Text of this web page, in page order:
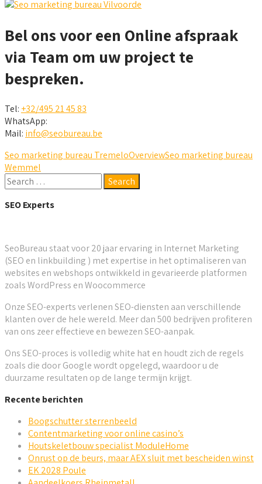
Bel ons voor een Online afspraak
via Team om uw project te
bespreken.
Tel: +32/495 21 45 83
WhatsApp:
Mail: info@seobureau.be
Seo marketing bureau TremeloOverviewSeo marketing bureau
Wemmel
SEO Experts
SeoBureau staat voor 20 jaar ervaring in Internet Marketing
(SEO en linkbuilding ) met expertise in het optimaliseren van
websites en webshops ontwikkeld in gevarieerde platformen
zoals WordPress en Woocommerce
Onze SEO-experts verlenen SEO-diensten aan verschillende
klanten over de hele wereld. Meer dan 500 bedrijven profiteren
van ons zeer effectieve en bewezen SEO-aanpak.
Ons SEO-proces is volledig white hat en houdt zich de regels
zoals die door Google wordt opgelegd, waardoor u de
duurzame resultaten op de lange termijn krijgt.
Recente berichten
Boogschutter sterrenbeeld
Contentmarketing voor online casino’s
Houtskeletbouw specialist ModuleHome
Onrust op de beurs, maar AEX sluit met bescheiden winst
EK 2028 Poule